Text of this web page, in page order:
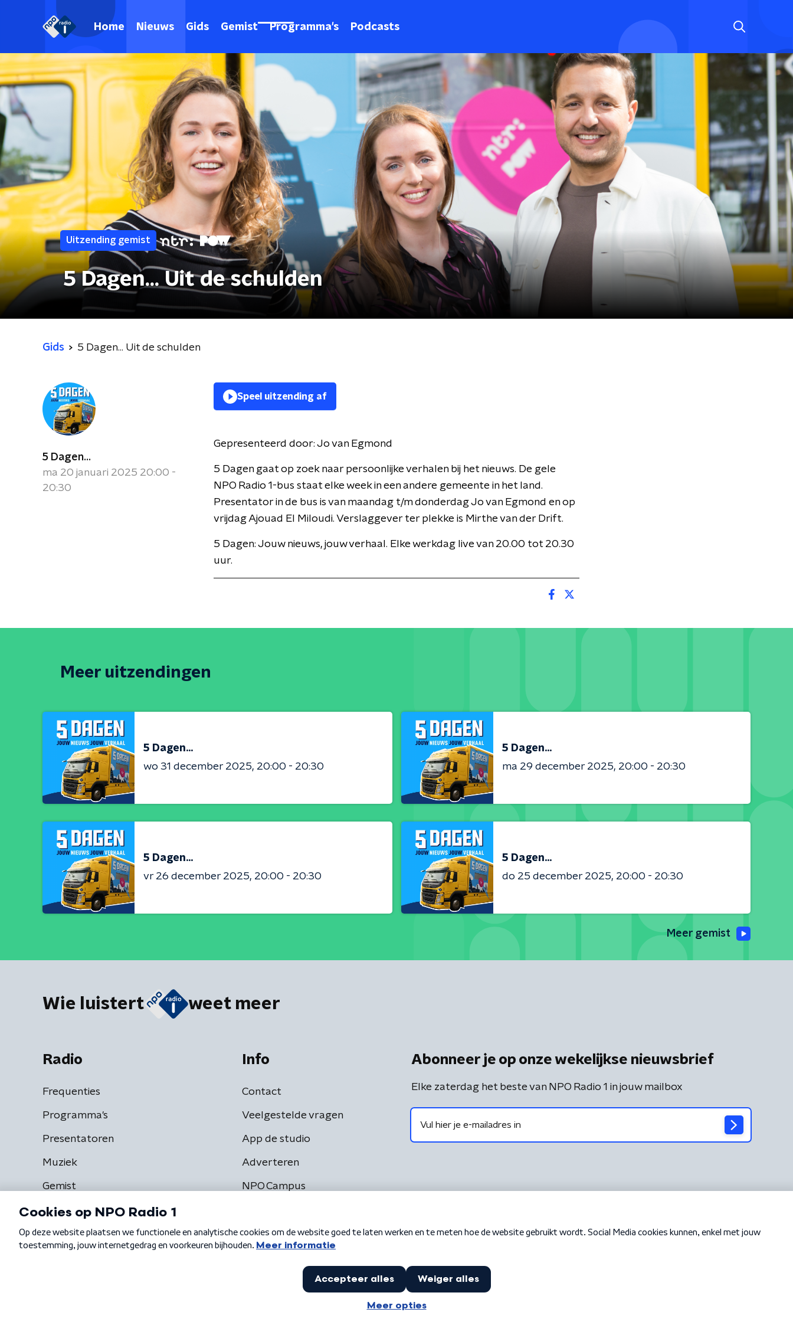
Home Nieuws Gids Gemist Programma's Podcasts
Uitzending gemist
5 Dagen... Uit de schulden
Gids 5 Dagen... Uit de schulden
5 Dagen...
ma 20 januari 2025 20:00 -
20:30
Speel uitzending af
Gepresenteerd door: Jo van Egmond
5 Dagen gaat op zoek naar persoonlijke verhalen bij het nieuws. De gele
NPO Radio 1-bus staat elke week in een andere gemeente in het land.
Presentator in de bus is van maandag t/m donderdag Jo van Egmond en op
vrijdag Ajouad El Miloudi. Verslaggever ter plekke is Mirthe van der Drift.
5 Dagen: Jouw nieuws, jouw verhaal. Elke werkdag live van 20.00 tot 20.30
uur.
Meer uitzendingen
5 Dagen...
wo 31 december 2025 20:00 - 20:30
5 Dagen...
ma 29 december 2025 20:00 - 20:30
5 Dagen...
vr 26 december 2025 20:00 - 20:30
5 Dagen...
do 25 december 2025 20:00 - 20:30
Meer gemist
Wie luistert weet meer
Radio
Frequenties
Programma's
Presentatoren
Muziek
Gemist
Info
Contact
Veelgestelde vragen
App de studio
Adverteren
NPO Campus
Abonneer je op onze wekelijkse nieuwsbrief
Elke zaterdag het beste van NPO Radio 1 in jouw mailbox
Algemene voorwaarden Privacybeleid